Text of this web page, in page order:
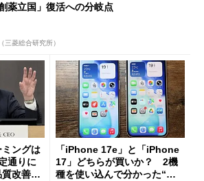
創薬立国」復活への分岐点
三菱総合研究所）
ングは
通りに
改善」
「iPhone 17e」と「iPhone
17」どちらが買いか？ 2機
種を使い込んで分かった“ス